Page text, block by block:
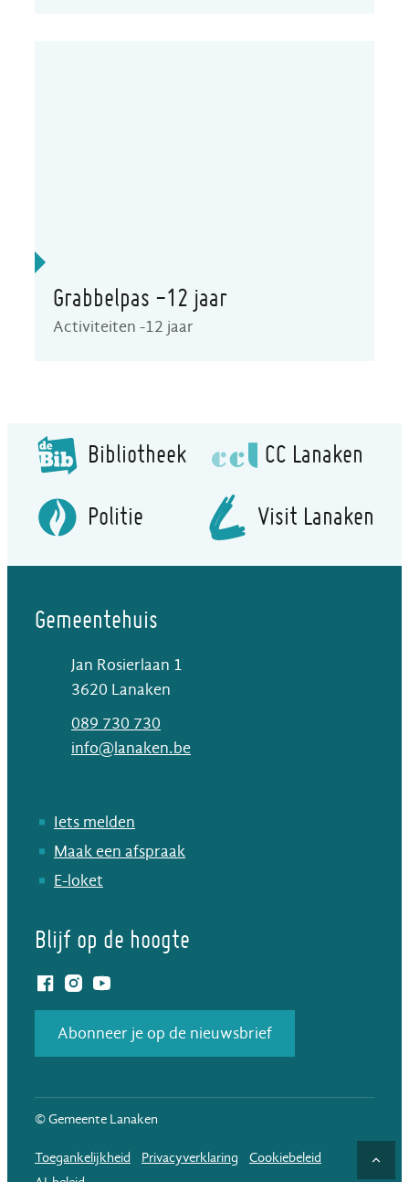
Grabbelpas -12 jaar
Activiteiten -12 jaar
Bibliotheek CC Lanaken
Politie Visit Lanaken
Gemeentehuis
Jan Rosierlaan 1
,3620 Lanaken
089 730 730
E-mailinfo@lanaken.be
Iets melden
Maak een afspraak
E-loket
Blijf op de hoogte
Facebook
Instagram
YouTube
Abonneer je op de nieuwsbrief
© Gemeente Lanaken
Toegankelijkheid Privacyverklaring
Cookiebeleid